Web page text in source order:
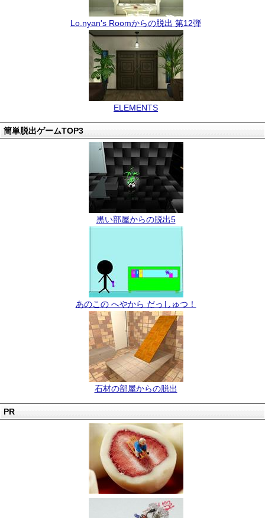
Lo.nyan's Roomからの脱出 第12弾
ELEMENTS
簡単脱出ゲームTOP3
黒い部屋からの脱出5
あのこの へやから だっしゅつ！
石材の部屋からの脱出
PR